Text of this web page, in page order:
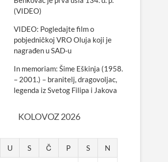
(VIDEO)
VIDEO: Pogledajte film o
pobjedničkoj VRO Oluja koji je
nagrađen u SAD-u
In memoriam: Šime Eškinja (1958.
– 2001.) – branitelj, dragovoljac,
legenda iz Svetog Filipa i Jakova
KOLOVOZ 2026
U S Č P S N